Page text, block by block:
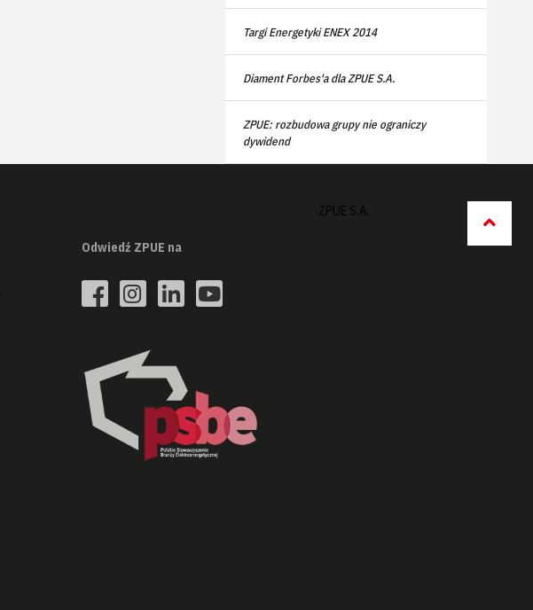
Targi Energetyki ENEX 2014
Diament Forbes'a dla ZPUE S.A.
ZPUE: rozbudowa grupy nie ograniczy
dywidend
Odwiedź ZPUE na
ZPUE S.A.